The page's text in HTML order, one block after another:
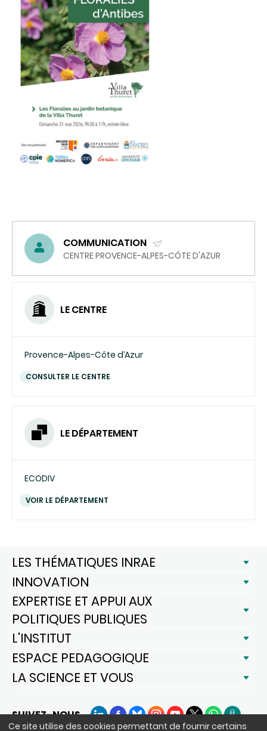
Ce site utilise des cookies permettant de fournir certains
COMMUNICATION
(ENVOYER
COURRIEL)
CENTRE PROVENCE-ALPES-CÔTE D'AZUR
LE CENTRE
Provence-Alpes-Côte d’Azur
CONSULTER LE CENTRE
LE DÉPARTEMENT
ECODIV
VOIR LE DÉPARTEMENT
LES THÉMATIQUES INRAE
INNOVATION
EXPERTISE ET APPUI AUX
POLITIQUES PUBLIQUES
L'INSTITUT
ESPACE PEDAGOGIQUE
LA SCIENCE ET VOUS
SUIVEZ-NOUS
LinkedInFacebook
BlueSkyInstagram
YouTube
X WhatsAppPodcasts